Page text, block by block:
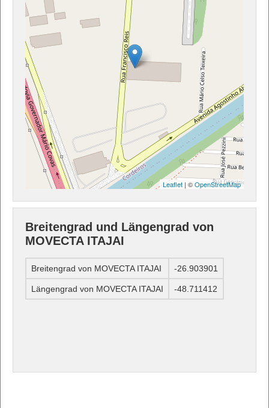
Leaflet | ©OpenStreetMap
Breitengrad und Längengrad von
MOVECTA ITAJAI
Breitengrad von MOVECTA ITAJAI -26.903901
Längengrad von MOVECTA ITAJAI -48.711412